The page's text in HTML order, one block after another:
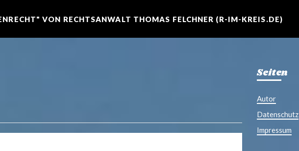
VON RECHTSANWALT THOMAS FELCHNER (R-IM-KREIS.DE)
Seiten
Autor
Datenschutz
Impressum